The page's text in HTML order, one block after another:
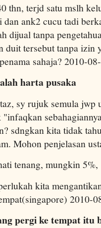
thn, terjd satu mslh
dan ank2 cucu tadi
dijual tanpa
duit tersebut tanpa izin
sahaja? 2010-
harta pusaka
sy rujuk semula
sdngkan kita tidak
Mohon penjelasan
tenang, mungkin 5%,
kita
2010-
pergi ke tempat itu